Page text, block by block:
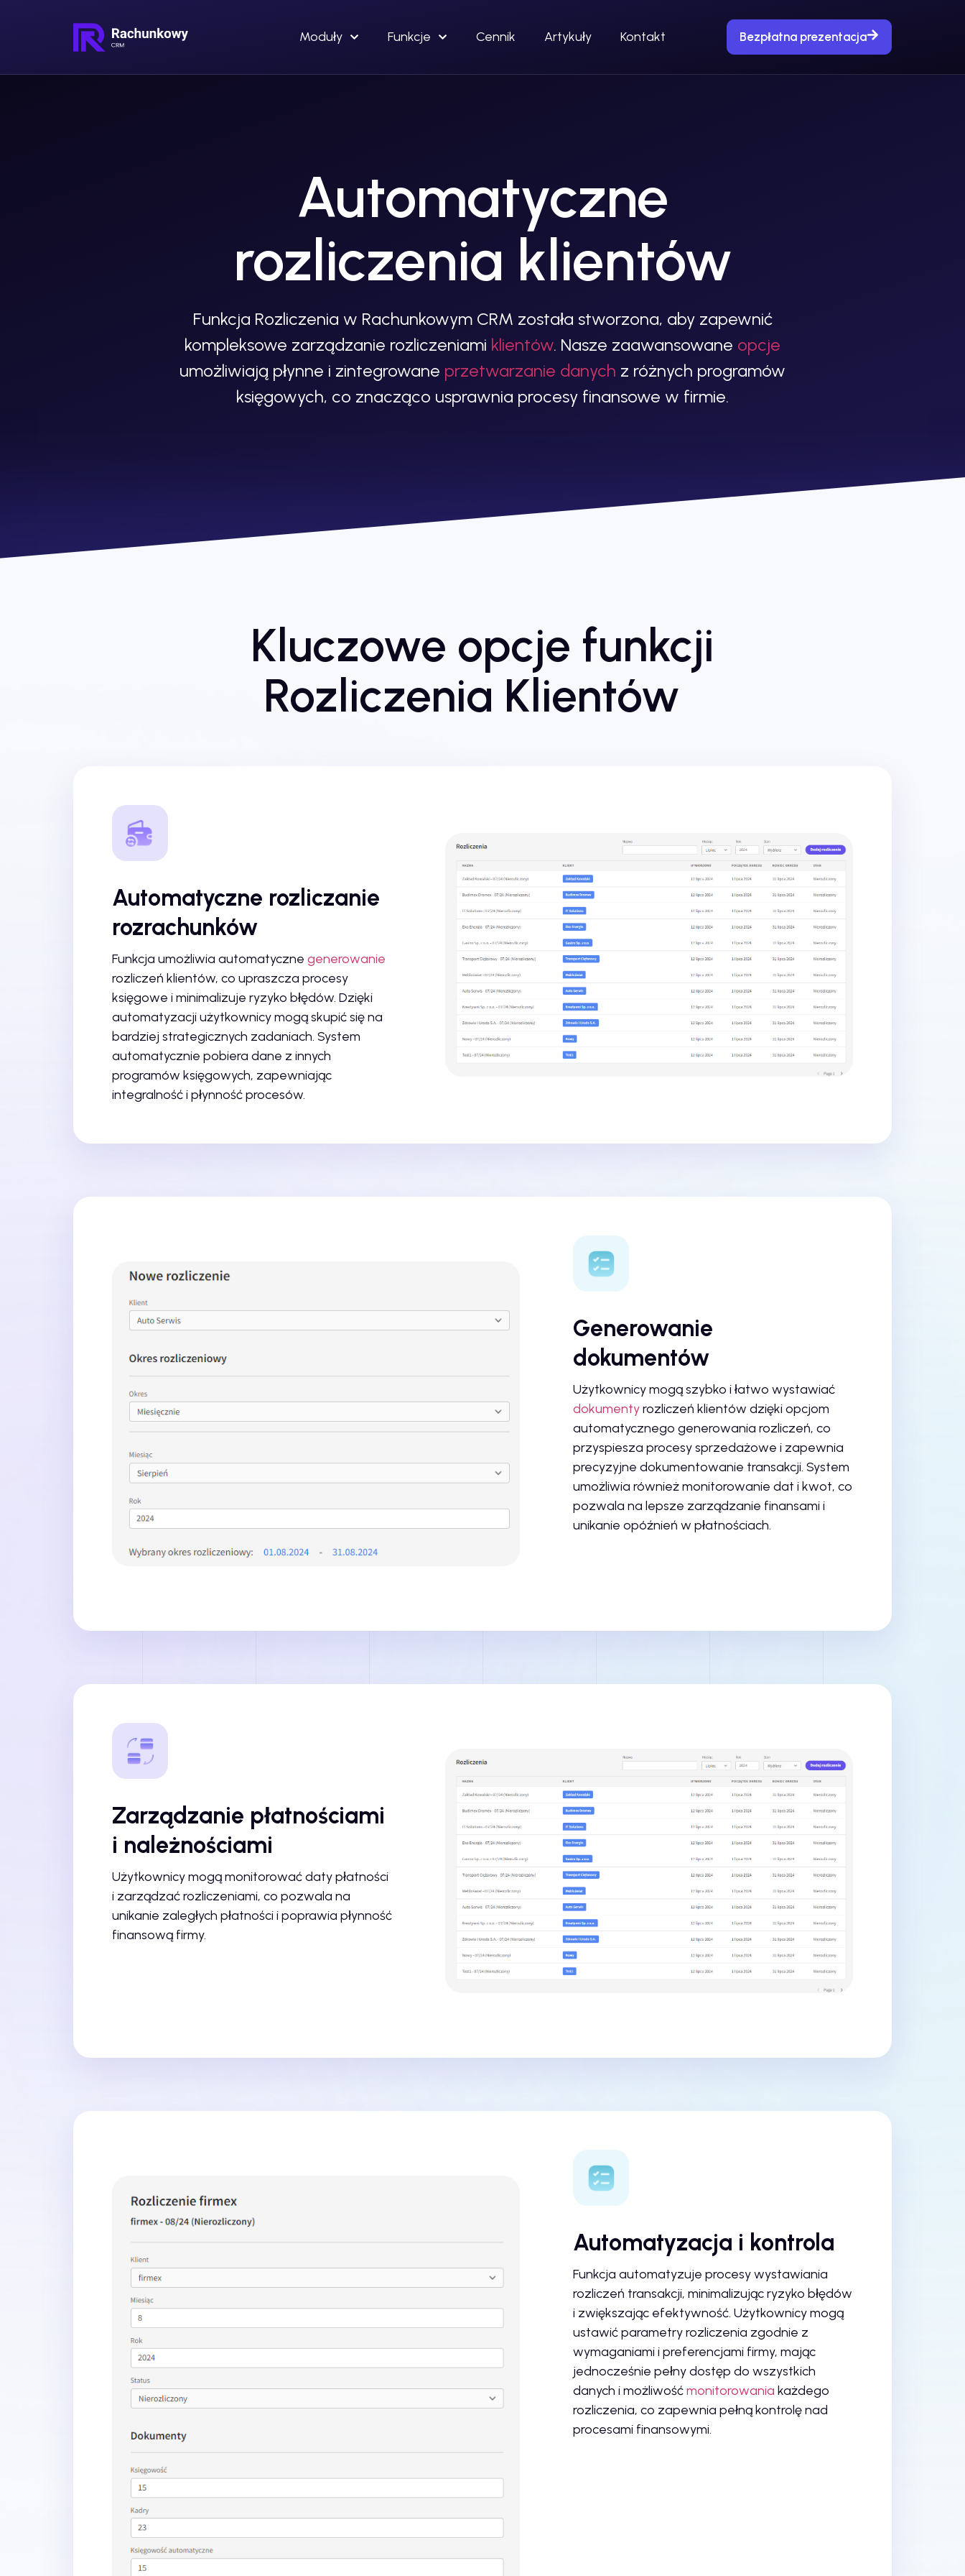
Moduły Funkcje Cennik Artykuły Kontakt Bezpłatna prezentacja
Automatyczne
rozliczenia klientów
Funkcja Rozliczenia w Rachunkowym CRM została stworzona, aby zapewnić
kompleksowe zarządzanie rozliczeniami klientów. Nasze zaawansowane opcje
umożliwiają płynne i zintegrowane przetwarzanie danych z różnych programów
księgowych, co znacząco usprawnia procesy finansowe w firmie.
Kluczowe opcje funkcji
Rozliczenia Klientów
Automatyczne rozliczanie
rozrachunków
Funkcja umożliwia automatyczne generowanie
rozliczeń klientów, co upraszcza procesy
księgowe i minimalizuje ryzyko błędów. Dzięki
automatyzacji użytkownicy mogą skupić się na
bardziej strategicznych zadaniach. System
automatycznie pobiera dane z innych
programów księgowych, zapewniając
integralność i płynność procesów.
Generowanie
dokumentów
Użytkownicy mogą szybko i łatwo wystawiać
dokumentyrozliczeń klientów dzięki opcjom
automatycznego generowania rozliczeń, co
przyspiesza procesy sprzedażowe i zapewnia
precyzyjne dokumentowanie transakcji. System
umożliwia również monitorowanie dat i kwot, co
pozwala na lepsze zarządzanie finansami i
unikanie opóźnień w płatnościach.
Zarządzanie płatnościami
i należnościami
Użytkownicy mogą monitorować daty płatności
i zarządzać rozliczeniami, co pozwala na
unikanie zaległych płatności i poprawia płynność
finansową firmy.
Automatyzacja i kontrola
Funkcja automatyzuje procesy wystawiania
rozliczeń transakcji, minimalizując ryzyko błędów
i zwiększając efektywność. Użytkownicy mogą
ustawić parametry rozliczenia zgodnie z
wymaganiami i preferencjami firmy, mając
jednocześnie pełny dostęp do wszystkich
danych i możliwośćmonitorowania każdego
rozliczenia, co zapewnia pełną kontrolę nad
procesami finansowymi.